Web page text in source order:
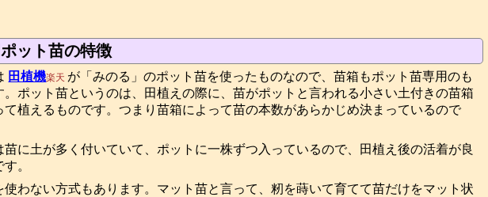
ット苗の特徴
田植機楽天 が「みのる」のポット苗を使ったものなので、苗箱もポット苗専用のも
。ポット苗というのは、田植えの際に、苗がポットと言われる小さい土付きの苗箱
て植えるものです。つまり苗箱によって苗の本数があらかじめ決まっているので
苗に土が多く付いていて、ポットに一株ずつ入っているので、田植え後の活着が良
。
使わない方式もあります。マット苗と言って、籾を蒔いて育てて苗だけをマット状